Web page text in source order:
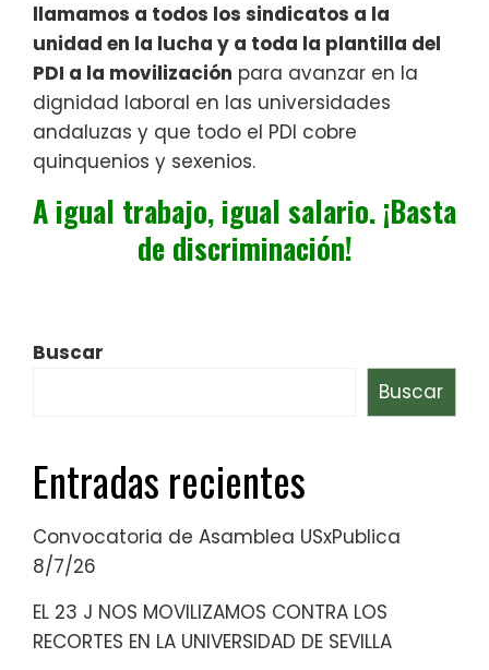
llamamos a todos los sindicatos a la
unidad en la lucha y a toda la plantilla del
PDI a la movilización para avanzar en la
dignidad laboral en las universidades
andaluzas y que todo el PDI cobre
quinquenios y sexenios.
A igual trabajo, igual salario. ¡Basta
de discriminación!
Buscar
Buscar
Entradas recientes
Convocatoria de Asamblea USxPublica
8/7/26
EL 23 J NOS MOVILIZAMOS CONTRA LOS
RECORTES EN LA UNIVERSIDAD DE SEVILLA